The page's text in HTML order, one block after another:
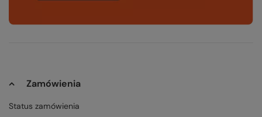
Zamówienia
Status zamówienia